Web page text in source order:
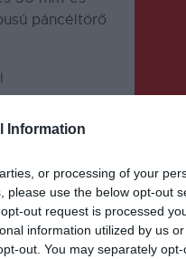
Information
or processing of your
please use the below opt-out
out request is processed
information utilized by us
out. You may separately
páncéltörő
BEJEGYZÉS